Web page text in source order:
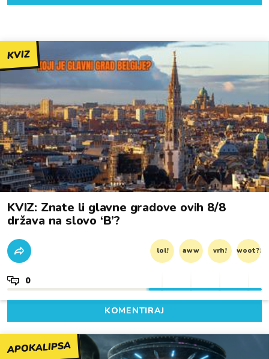
KVIZ
KVIZ: Znate li glavne gradove ovih 8/8
država na slovo ‘B’?
lol! aww vrh! woot?!
0
KOMENTIRAJ
APOKALIPSA